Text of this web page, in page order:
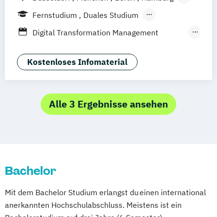
Weil am Rhein
Frankfurt am Main
Fernstudium
Duales Studium
Fernlehrgang
Digital Transformation Management
Hotelmanagement)
Hospitality Controlling & Hotel Asset
Hotel- und Tourismusmarketing
Hotelmarketing Hotelökonom
Tourismus Management
Kostenloses Infomaterial
Alle 3 Ergebnisse ansehen
Bachelor
Mit dem Bachelor Studium erlangst du einen international
anerkannten Hochschulabschluss. Meistens ist ein